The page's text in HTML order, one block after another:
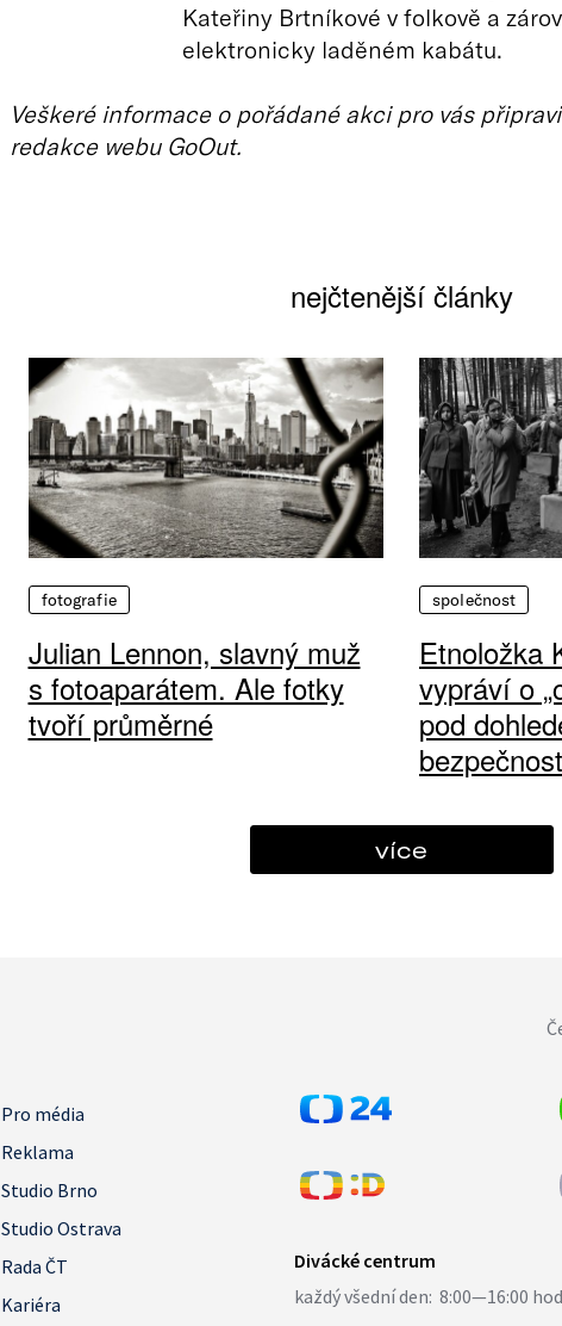
Kateřiny Brtníkové v folkově a
elektronicky laděném kabátu.
Veškeré informace o pořádané akci pro vás
redakce webu GoOut.
nejčtenější články
fotografie
Julian Lennon, slavný muž
s fotoaparátem. Ale fotky
tvoří průměrné
společnost
Etnoložka
vypráví o
pod
více
Pro média
Reklama
Studio Brno
Studio Ostrava
Rada ČT
Kariéra